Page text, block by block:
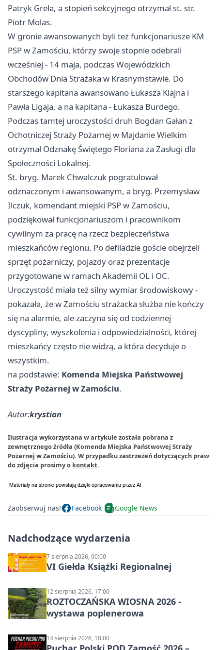
Patryk Grela, a stopień sekcyjnego otrzymał st. str.
Piotr Molas.
W gronie awansowanych byli też funkcjonariusze KM
PSP w Zamościu, którzy swoje stopnie odebrali
wcześniej - 14 maja, podczas Wojewódzkich
Obchodów Dnia Strażaka w Krasnymstawie. Do
starszego kapitana awansowano Łukasza Klajna i
Pawła Ligaja, a na kapitana - Łukasza Burdego.
Podczas tamtej uroczystości druh Bogdan Gałan z
Ochotniczej Straży Pożarnej w Majdanie Wielkim
otrzymał Odznakę Świętego Floriana za Zasługi dla
Społeczności Lokalnej.
St. bryg. Marek Chwalczuk pogratulował
odznaczonym i awansowanym, a bryg. Przemysław
Ilczuk, komendant miejski PSP w Zamościu,
podziękował funkcjonariuszom i pracownikom
cywilnym za pracę na rzecz bezpieczeństwa
mieszkańców regionu. Po defiladzie goście obejrzeli
sprzęt pożarniczy, pojazdy oraz prezentacje
przygotowane w ramach Akademii OL i OC.
Uroczystość miała też silny wymiar środowiskowy -
pokazała, że w Zamościu strażacka służba nie kończy
się na alarmie, ale zaczyna się od codziennej
dyscypliny, wyszkolenia i odpowiedzialności, której
mieszkańcy często nie widzą, a która decyduje o
wszystkim.
na podstawie: Komenda Miejska Państwowej
Straży Pożarnej w Zamościu.
Autor:krystian
Ilustracja wykorzystana w artykule została pobrana z
zewnętrznego źródła (Komenda Miejska Państwowej Straży
Pożarnej w Zamościu). W przypadku zastrzeżeń dotyczących praw
do zdjęcia prosimy o kontakt.
Zaobserwuj nas! Facebook Google News
Nadchodzące wydarzenia
7 sierpnia 2026, 00:00
VI Giełda Książki Regionalnej
12 sierpnia 2026, 17:00
ROZTOCZAŃSKA WIOSNA 2026 -
wystawa poplenerowa
14 sierpnia 2026, 18:00